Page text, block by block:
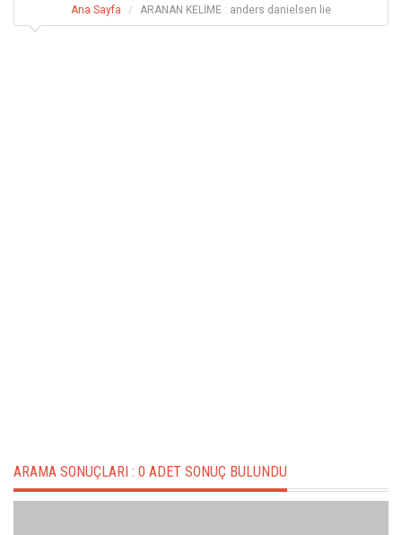
Ana Sayfa ARANAN KELİME : anders danielsen lie
ARAMA SONUÇLARI : 0 ADET SONUÇ BULUNDU